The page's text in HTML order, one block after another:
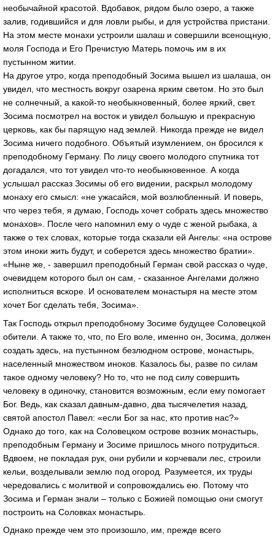
необычайной красотой. Вдобавок, рядом было озеро, а также
залив, годившийся и для ловли рыбы, и для устройства пристани.
На этом месте монахи устроили шалаш и совершили всенощную,
моля Господа и Его Пречистую Матерь помочь им в их
пустынном житии.
На другое утро, когда преподобный Зосима вышел из шалаша, он
увидел, что местность вокруг озарена ярким светом. Но это был
не солнечный, а какой-то необыкновенный, более яркий, свет.
Зосима посмотрел на восток и увидел большую и прекрасную
церковь, как бы парящую над землей. Никогда прежде не видел
Зосима ничего подобного. Объятый изумлением, он бросился к
преподобному Герману. По лицу своего молодого спутника тот
догадался, что тот увидел что-то необыкновенное. А когда
услышал рассказ Зосимы об его видении, раскрыл молодому
монаху его смысл: «не ужасайся, мой возлюбленный. И поверь,
что через тебя, я думаю, Господь хочет собрать здесь множество
монахов». После чего напомнил ему о чуде с женой рыбака, а
также о тех словах, которые тогда сказали ей Ангелы: «на острове
этом иноки жить будут, и соберется здесь множество братии».
«Ныне же, - завершил преподобный Герман свой рассказ о чуде,
очевидцем которого был он сам, - сказанное Ангелами должно
исполниться вскоре. И основателем монастыря на месте этом
хочет Бог сделать тебя, Зосима».
Так Господь открыл преподобному Зосиме будущее Соловецкой
обители. А также то, что, по Его воле, именно он, Зосима, должен
создать здесь, на пустынном безлюдном острове, монастырь,
населенный множеством иноков. Казалось бы, разве по силам
такое одному человеку? Но то, что не под силу совершить
человеку в одиночку, становится возможным, если ему помогает
Бог. Ведь, как сказал давным-давно, два тысячелетия назад,
святой апостол Павел: «если Бог за нас, кто против нас?»
Однако до того, как на Соловецком острове возник монастырь,
преподобным Герману и Зосиме пришлось много потрудиться.
Вдвоем, не покладая рук, они рубили и корчевали лес, строили
кельи, возделывали землю под огород. Разумеется, их труды
чередовались с молитвой и сопровождались ею. Потому что
Зосима и Герман знали – только с Божией помощью они смогут
построить на Соловках монастырь.
Однако прежде чем это произошло, им, прежде всего